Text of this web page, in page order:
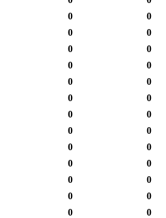
0
0
0
0
0
0
0
0
0
0
0
0
0
0
0
0
0
0
0
0
0
0
0
0
0
0